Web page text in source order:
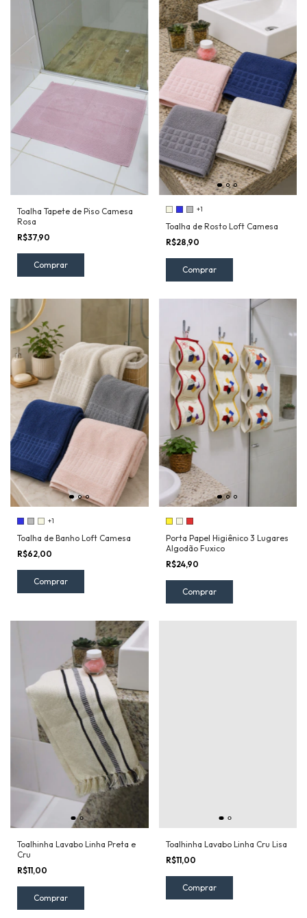
Toalha Tapete de Piso Camesa
Rosa
R$37,90
+1
Toalha de Rosto Loft Camesa
R$28,90
Comprar
+1
Toalha de Banho Loft Camesa
R$62,00
Comprar
Porta Papel Higiênico 3 Lugares
Algodão Fuxico
R$24,90
Comprar
Toalhinha Lavabo Linha Preta e
Cru
R$11,00
Toalhinha Lavabo Linha Cru Lisa
R$11,00